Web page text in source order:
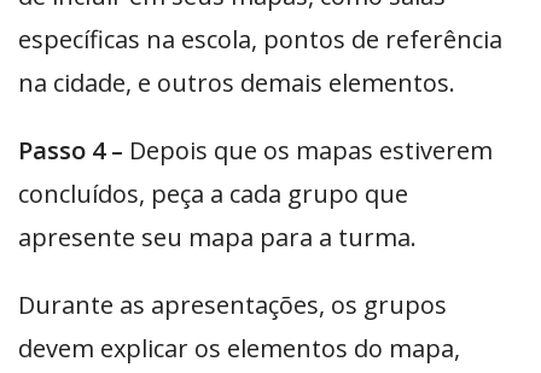
específicas na escola, pontos de referência
na cidade, e outros demais elementos.
Passo 4 – Depois que os mapas estiverem
concluídos, peça a cada grupo que
apresente seu mapa para a turma.
Durante as apresentações, os grupos
devem explicar os elementos do mapa,